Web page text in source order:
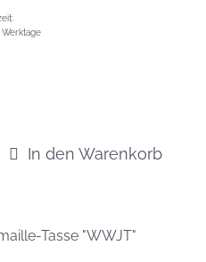
Werktage
In den Warenkorb